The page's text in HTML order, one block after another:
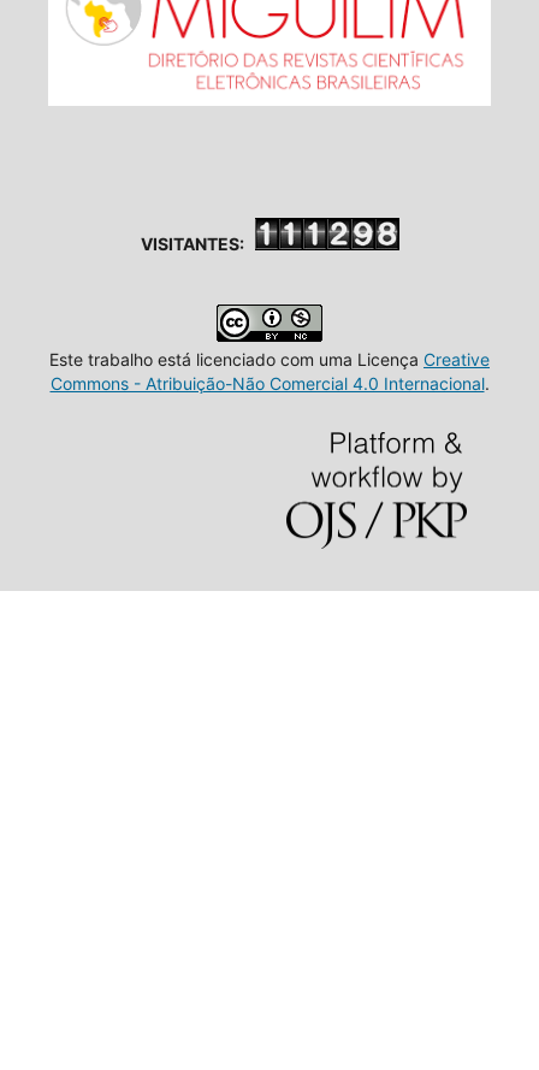
VISITANTES:
Este trabalho está licenciado com uma Licença Creative
Commons - Atribuição-Não Comercial 4.0 Internacional.